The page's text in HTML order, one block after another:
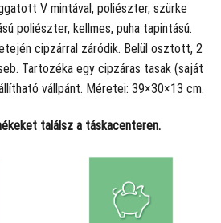
V mintával, poliészter, szürke
poliészter, kellmes, puha tapintású.
cipzárral záródik. Belül osztott, 2
Tartozéka egy cipzáras tasak (saját
vállpánt. Méretei: 39×30×13 cm.
találsz a táskacenteren.